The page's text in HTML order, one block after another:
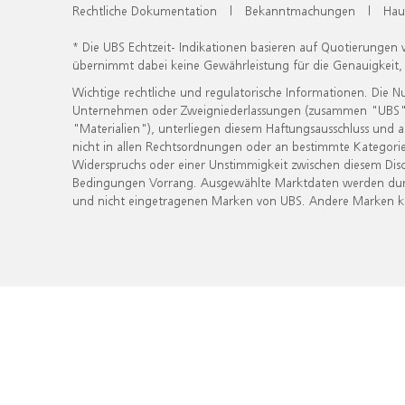
Rechtliche Dokumentation | Bekanntmachungen |
* Die UBS Echtzeit- Indikationen basieren auf
übernimmt dabei keine Gewährleistung für die
Wichtige rechtliche und regulatorische Informationen. Die
Unternehmen oder Zweigniederlassungen (zusammen
"Materialien"), unterliegen diesem Haftungsausschluss
nicht in allen Rechtsordnungen oder an bestimmte
Widerspruchs oder einer Unstimmigkeit zwischen diesem
Bedingungen Vorrang. Ausgewählte Marktdaten werden
und nicht eingetragenen Marken von UBS. Andere Marken